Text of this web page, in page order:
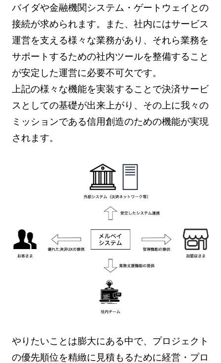
バイダや金融機関システム・ゲートウェイとの
接続が求められます。また、社内にはサービス
運営を支える様々な業務があり、それら業務を
サポートするための社内ツールを整備すること
が安定した運営に必要不可欠です。
上記の様々な機能を実装することで決済サービ
スとしての基礎が出来上がり、その上に我々の
ミッションである信用創造のための機能が実現
されます。
やりたいことは膨大にある中で、プロジェクト
の優先順位を精緻に見積もるために経営・プロ